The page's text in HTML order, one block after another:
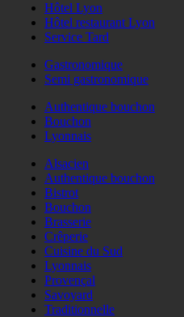
Hôtel Lyon
Hôtel restaurant Lyon
Service Tard
Gastronomique
Semi gastronomique
Authentique bouchon
Bouchon
Lyonnais
Alsacien
Authentique bouchon
Bistrot
Bouchon
Brasserie
Crêperie
Cuisine du Sud
Lyonnais
Provençal
Savoyard
Traditionnelle